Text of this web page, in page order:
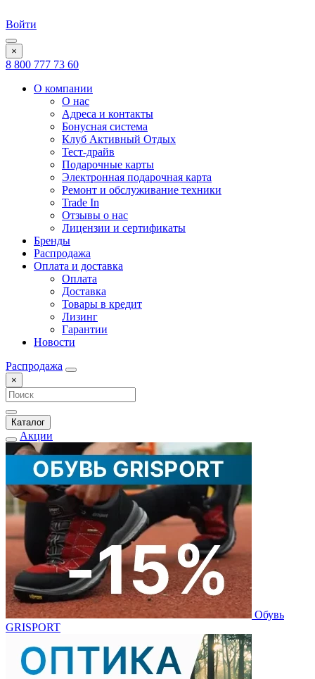
Войти
×
8 800 777 73 60
О компании
О нас
Адреса и контакты
Бонусная система
Клуб Активный Отдых
Тест-драйв
Подарочные карты
Электронная подарочная карта
Ремонт и обслуживание техники
Trade In
Отзывы о нас
Лицензии и сертификаты
Бренды
Распродажа
Оплата и доставка
Оплата
Доставка
Товары в кредит
Лизинг
Гарантии
Новости
Распродажа
×
Каталог
Акции
Обувь
GRISPORT